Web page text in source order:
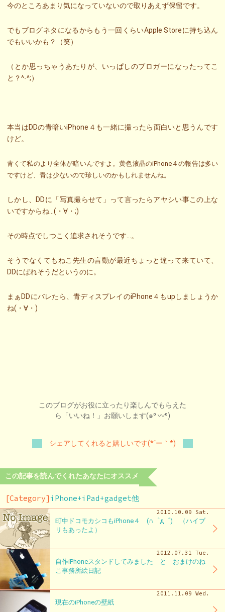
今のところあまり気になっていないので取りあえず保留です。
でもブログネタになるからもう一回くらいApple Storeに持ち込ん
でもいいかも？（笑）
（とか思っちゃうあたりが、いっぱしのブロガーになったってこ
と？^-^;）
本当はDDの青暗いiPhone４も一緒に撮ったら面白いと思うんです
けど。
青くて私のより全体が暗いんですよ。黄色液晶のiPhone４の報告は多い
ですけど、青は少ないので珍しいのかもしれませんね。
しかし、DDに「写真撮らせて」って言ったらアヤシい事この上な
いですからね…(・∀・;)
その時点でしつこく追求されそうです…。
そうでなくてもねこ先生の言動が最近ちょっと違って来ていて、
DDにばれそうだというのに。
まぁDDにバレたら、青ディスプレイのiPhone４もupしましょうか
ね(・∀・)
このブログがお役に立ったり楽しんでもらえた
ら「いいね！」お願いします(๑⁰ 〰⁰)
シェアしてくれると嬉しいです(*´ー｀*)
この記事を読んでくれたあなたにオススメ
[Category]iPhone+iPad+gadget他
2010.10.09 Sat.
町中ドコモカシコもiPhone４ (∩゜д゜) （ハイブ
リもあったよ）
2012.07.31 Tue.
自作iPhoneスタンドしてみました と おまけのね
こ事務所絵日記
2011.11.09 Wed.
現在のiPhoneの壁紙